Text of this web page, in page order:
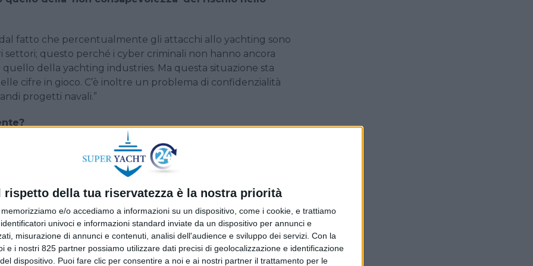
rispetto della tua riservatezza è la nostra priorità
memorizziamo e/o accediamo a informazioni su un dispositivo, come i cookie, e trattiamo
univoci e informazioni standard inviate da un dispositivo per annunci e
misurazione di annunci e contenuti, analisi dell'audience e sviluppo dei servizi. Con la
e i nostri 825 partner possiamo utilizzare dati precisi di geolocalizzazione e identificazione
dispositivo. Puoi fare clic per consentire a noi e ai nostri partner il trattamento per le
dal fatto che percentualmente gli attacchi allo yachting sono
questo perché i cyber criminali non hanno ancora
della yachting industries. Ma questa situazione sta
cifre in gioco. C’è inoltre un problema di confidenzialità
progetti navali.”
visibile e quindi più nel mirino del cyber criminale. Per
circondarli della massima riservatezza a tutela della loro
un dispositivo come uno smartphone e ad associarlo ad
di riscatto, ma anche dove la persona si trovi fisicamente
sia nella fase di costruzione che nella fase di
sulla sensibilità delle singole persone.